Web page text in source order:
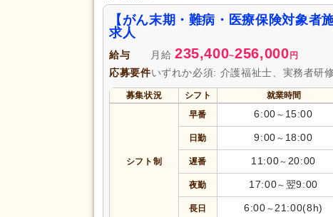
【がん末期・難病・医療保険対象
求人
給与 月給 235,400~256,000 円
応募要件いずれか必須: 介護福祉士、実務者研
募集状況 シフト 就業時間
シフト制
早番 6:00 ～ 15:00
日勤 9:00 ～ 18:00
遅番 11:00～ 20:00
夜勤 17:00～ 翌9:00
長日 6:00 ～21:00(8h)